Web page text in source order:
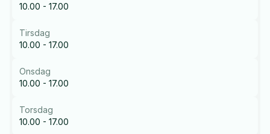
10.00 - 17.00
Tirsdag
10.00 - 17.00
Onsdag
10.00 - 17.00
Torsdag
10.00 - 17.00